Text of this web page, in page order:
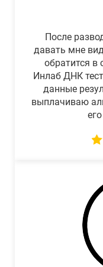
После
давать мне
обратится в
Инлаб ДНК
данные
выплачиваю